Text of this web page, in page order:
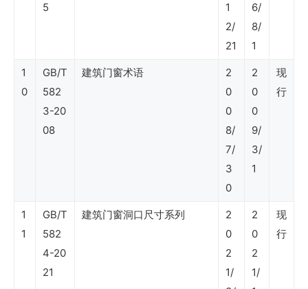
5
1
2/
21
6/
8/
1
1
0
GB/T
582
3-20
08
建筑门窗术语
2
0
0
8/
7/
3
0
2
0
0
9/
3/
1
现
行
1
1
GB/T
582
4-20
21
建筑门窗洞口尺寸系列
2
0
2
1/
2
0
2
1/
现
行